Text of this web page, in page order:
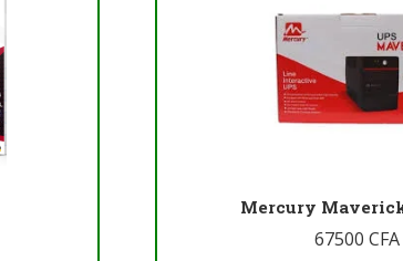
Mercury
67500CFA